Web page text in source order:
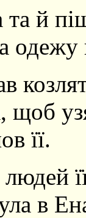
та й
одежу
щоб
її.
людей
в